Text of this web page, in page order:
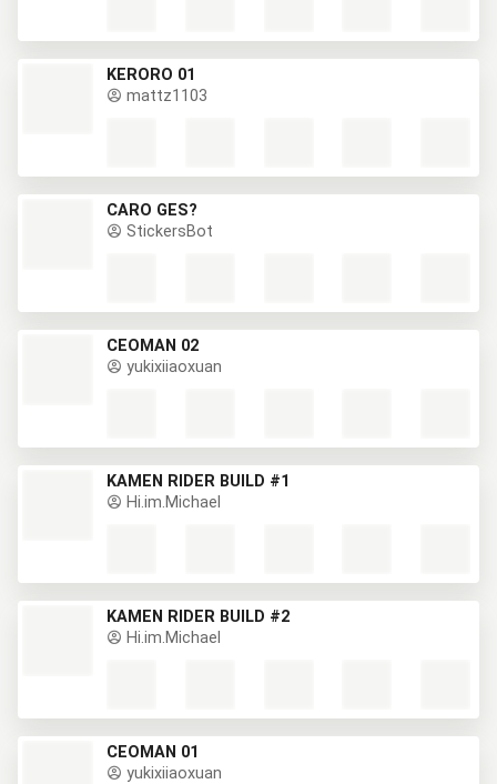
KERORO 01
mattz1103
CARO GES?
StickersBot
CEOMAN 02
yukixiiaoxuan
KAMEN RIDER BUILD #1
Hi.im.Michael
KAMEN RIDER BUILD #2
Hi.im.Michael
CEOMAN 01
yukixiiaoxuan